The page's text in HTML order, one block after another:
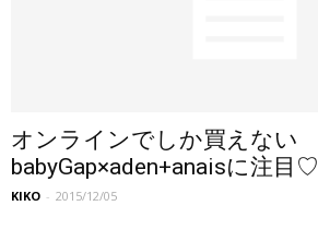
オンラインでしか買えない
babyGap×aden+anaisに注目♡
KIKO - 2015/12/05